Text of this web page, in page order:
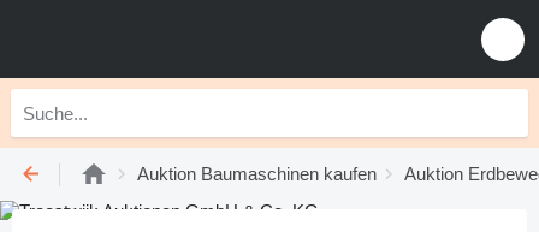
Auktion Baumaschinen kaufen Auktion